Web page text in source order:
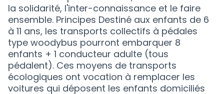
la solidarité, l'inter-connaissance et le faire
ensemble. Principes Destiné aux enfants de 6
à 11 ans, les transports collectifs à pédales
type woodybus pourront embarquer 8
enfants + 1 conducteur adulte (tous
pédalent). Ces moyens de transports
écologiques ont vocation à remplacer les
voitures qui déposent les enfants domiciliés